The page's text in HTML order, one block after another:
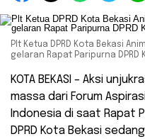
Plt Ketua DPRD Kota Bekasi
gelaran Rapat Paripurna
KOTA BEKASI – Aksi
massa dari Forum
Indonesia di saat Rapat
DPRD Kota Bekasi